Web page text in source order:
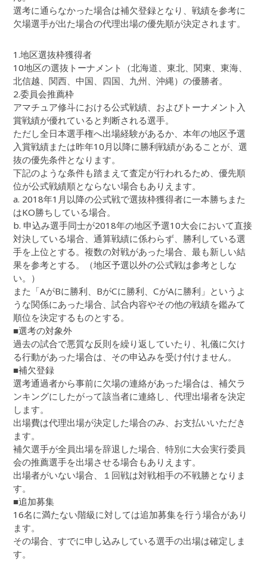
選考に通らなかった場合は補欠登録となり、戦績を参考に
欠場選手が出た場合の代理出場の優先順が決定されます。
1.地区選抜枠獲得者
10地区の選抜トーナメント（北海道、東北、関東、東海、
北信越、関西、中国、四国、九州、沖縄）の優勝者。
2.委員会推薦枠
アマチュア修斗における公式戦績、およびトーナメント入
賞戦績が優れていると判断される選手。
ただし全日本選手権へ出場経験があるか、本年の地区予選
入賞戦績または昨年10月以降に勝利戦績があることが、選
抜の優先条件となります。
下記のような条件も踏まえて査定が行われるため、優先順
位が公式戦績順とならない場合もありえます。
a. 2018年1月以降の公式戦で選抜枠獲得者に一本勝ちまた
はKO勝ちしている場合。
b. 申込み選手同士が2018年の地区予選10大会において直接
対決している場合、通算戦績に係わらず、勝利している選
手を上位とする。複数の対戦があった場合、最も新しい結
果を参考とする。（地区予選以外の公式戦は参考としな
い。）
また「AがBに勝利、BがCに勝利、CがAに勝利」というよ
うな関係にあった場合、試合内容やその他の戦績を鑑みて
順位を決定するものとする。
■選考の対象外
過去の試合で悪質な反則を繰り返していたり、礼儀に欠け
る行動があった場合は、その申込みを受け付けません。
■補欠登録
選考通過者から事前に欠場の連絡があった場合は、補欠ラ
ンキングにしたがって該当者に連絡し、代理出場者を決定
します。
出場費は代理出場が決定した場合のみ、お支払いいただき
ます。
補欠選手が全員出場を辞退した場合、特別に大会実行委員
会の推薦選手を出場させる場合もありえます。
出場者がいない場合、１回戦は対戦相手の不戦勝となりま
す。
■追加募集
16名に満たない階級に対しては追加募集を行う場合があり
ます。
その場合、すでに申し込みしている選手の出場は確定しま
す。